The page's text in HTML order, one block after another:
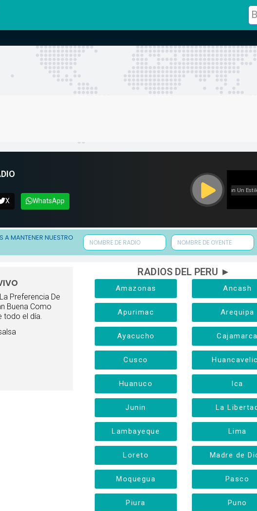
X WhatsApp
A MANTENER NUESTRO
Preferencia De
Buena Como
todo el día.
RADIOS DEL PERU ►
Amazonas Ancash
Apurimac Arequipa
Ayacucho
Cusco
Huanuco Ica
Junin La
Lambayeque Lima
Loreto Madre de
Moquegua Pasco
Piura Puno